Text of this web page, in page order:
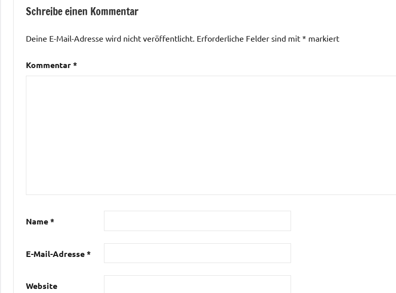
Schreibe einen Kommentar
Deine E-Mail-Adresse wird nicht veröffentlicht. Erforderliche Felder sind mit * markiert
Kommentar*
Name*
E-Mail-Adresse*
Website